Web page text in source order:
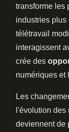
transforme les
industries plus
télétravail
interagissent
crée des
numériques et
Les
l'évolution des
deviennent de